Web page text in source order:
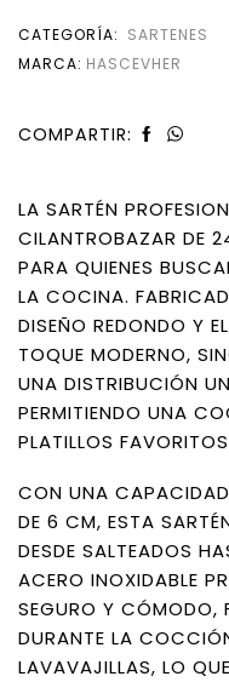
CATEGORÍA: SARTENES
MARCA: HASCEVHER
COMPARTIR:
LA SARTÉN
CILANTROBAZAR DE
PARA QUIENES
LA COCINA.
DISEÑO REDONDO Y
TOQUE MODERNO,
UNA DISTRIBUCIÓN
PERMITIENDO UNA
PLATILLOS
CON UNA
DE 6 CM, ESTA
DESDE SALTEADOS
ACERO INOXIDABLE
SEGURO Y CÓMODO,
DURANTE LA
LAVAVAJILLAS, LO